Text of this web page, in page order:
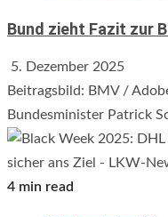
Bund zieht Fazit zur
5. Dezember 2025
Beitragsbild: BMV /
Bundesminister Patrick
4 min read